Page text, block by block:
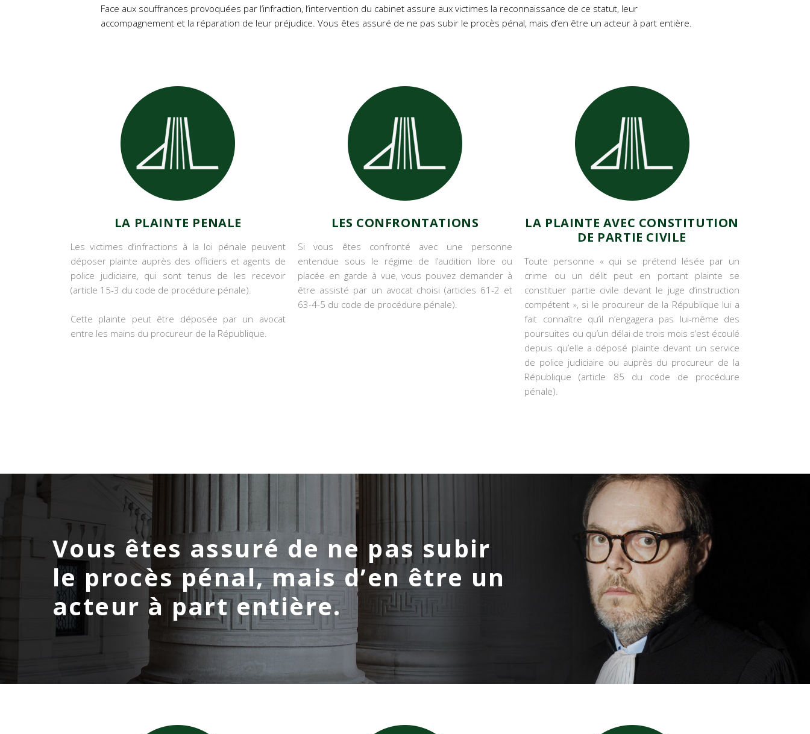
Face aux souffrances provoquées par l’infraction, l’intervention du cabinet assure aux victimes la reconnaissance de ce statut, leur
accompagnement et la réparation de leur préjudice. Vous êtes assuré de ne pas subir le procès pénal, mais d’en être un acteur à part entière.
LA PLAINTE PENALE
Les victimes d’infractions à la loi pénale peuvent
déposer plainte auprès des officiers et agents de
police judiciaire, qui sont tenus de les recevoir
(article 15-3 du code de procédure pénale).
Cette plainte peut être déposée par un avocat
entre les mains du procureur de la République.
LES CONFRONTATIONS
Si vous êtes confronté avec une personne
entendue sous le régime de l’audition libre ou
placée en garde à vue, vous pouvez demander à
être assisté par un avocat choisi (articles 61-2 et
63-4-5 du code de procédure pénale).
LA PLAINTE AVEC CONSTITUTION
DE PARTIE CIVILE
Toute personne « qui se prétend lésée par un
crime ou un délit peut en portant plainte se
constituer partie civile devant le juge d’instruction
compétent », si le procureur de la République lui a
fait connaître qu’il n’engagera pas lui-même des
poursuites ou qu’un délai de trois mois s’est écoulé
depuis qu’elle a déposé plainte devant un service
de police judiciaire ou auprès du procureur de la
République (article 85 du code de procédure
pénale).
Vous êtes assuré de ne pas subir
le procès pénal, mais d’en être un
acteur à part entière.